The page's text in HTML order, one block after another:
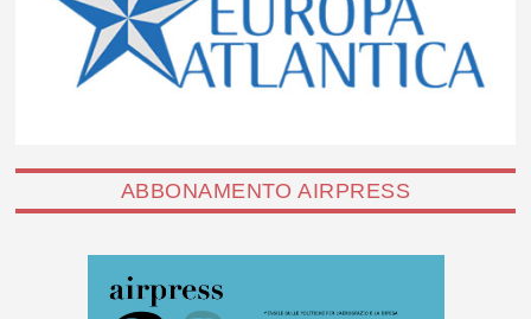
ABBONAMENTO AIRPRESS